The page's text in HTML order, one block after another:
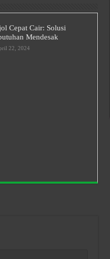
Cepat Cair: Solusi
Mendesak
22, 2024